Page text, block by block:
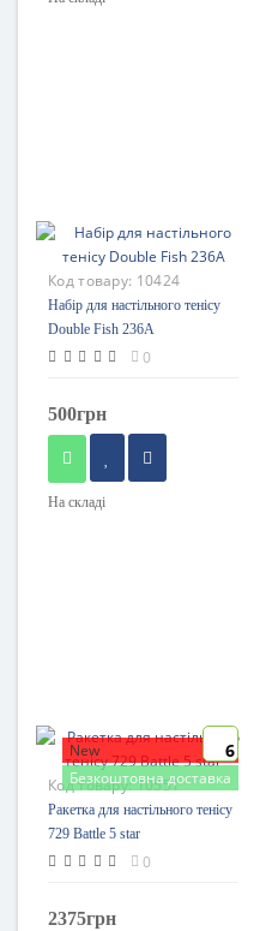
Код товару: 10424
Набір для настільного тенісу
Double Fish 236A
0
500грн
На складі
New
Безкоштовна доставка
6
Код товару:10551
Ракетка для настільного тенісу
729 Battle 5 star
0
2375грн